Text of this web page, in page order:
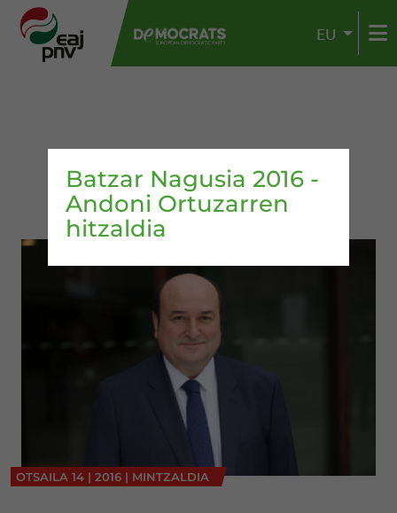
EU
Batzar Nagusia 2016 -
Andoni Ortuzarren
hitzaldia
OTSAILA 14 | 2016 | MINTZALDIA